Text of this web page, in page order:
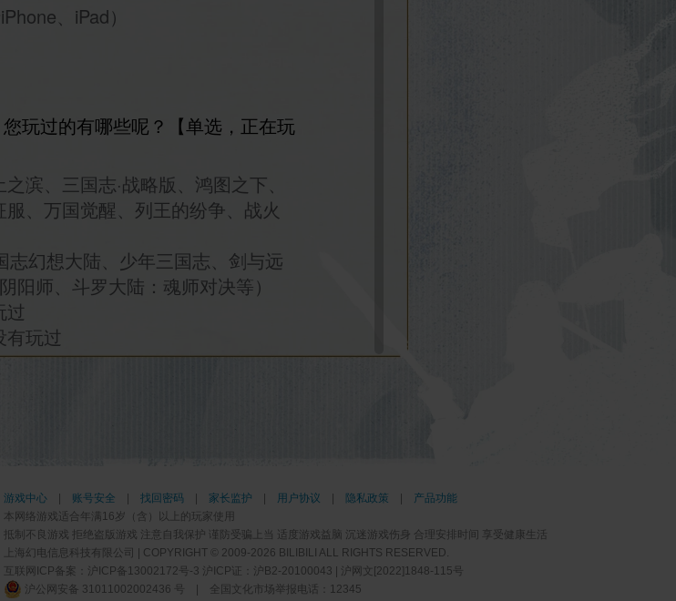
、iPad）
玩过的有哪些呢？【单选，正在玩
滨、三国志·战略版、鸿图之下、
、万国觉醒、列王的纷争、战火
志幻想大陆、少年三国志、剑与远
阳师、斗罗大陆：魂师对决等）
过
有玩过
游戏中心 | 账号安全 | 找回密码 | 家长监护 | 用户协议 | 隐私政策 | 产品功能
本网络游戏适合年满16岁（含）以上的玩家使用
抵制不良游戏 拒绝盗版游戏 注意自我保护 谨防受骗上当 适度游戏益脑 沉迷游戏伤身 合理安排时间 享受健康生活
上海幻电信息科技有限公司 | COPYRIGHT © 2009-2026 BILIBILI ALL RIGHTS RESERVED.
互联网ICP备案： 沪ICP备13002172号-3 沪ICP证：沪B2-20100043 | 沪网文[2022]1848-115号
沪公网安备 31011002002436 号
| 全国文化市场举报电话：12345